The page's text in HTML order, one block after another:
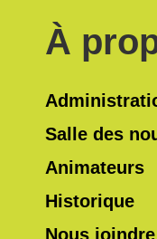
À
Salle des
Animateurs
Historique
Nous joindre